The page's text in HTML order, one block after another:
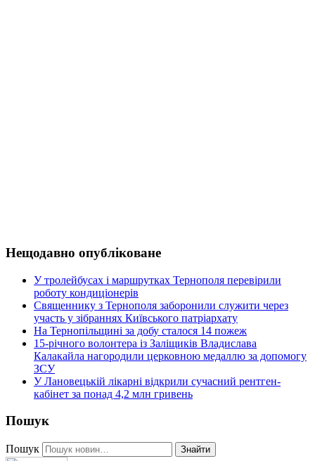
Нещодавно опубліковане
У тролейбусах і маршрутках Тернополя перевірили
роботу кондиціонерів
Священнику з Тернополя заборонили служити через
участь у зібраннях Київського патріархату
На Тернопільщині за добу сталося 14 пожеж
15-річного волонтера із Заліщиків Владислава
Калакайла нагородили церковною медаллю за допомогу
ЗСУ
У Лановецькій лікарні відкрили сучасний рентген-
кабінет за понад 4,2 млн гривень
Пошук
Пошук Знайти